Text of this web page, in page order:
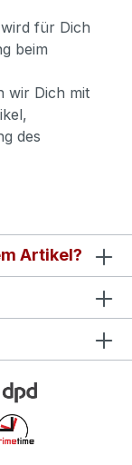
für Dich
beim
wir Dich mit
des
Artikel?